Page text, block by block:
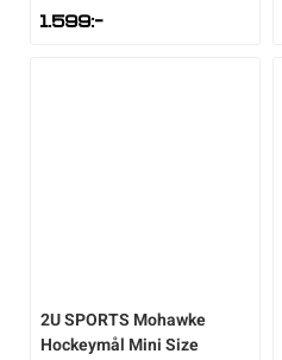
1.599:-
2U SPORTS Mohawke
Hockeymål Mini Size